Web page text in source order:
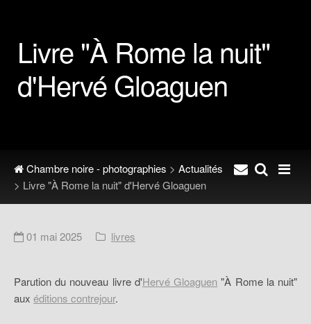
Livre "À Rome la nuit"
d'Hervé Gloaguen
Chambre noire - photographies > Actualités
> Livre "À Rome la nuit" d'Hervé Gloaguen
01 mai 2025 livres
Parution du nouveau livre d'Hervé Gloaguen "À Rome la nuit"
aux éditions contrejour.